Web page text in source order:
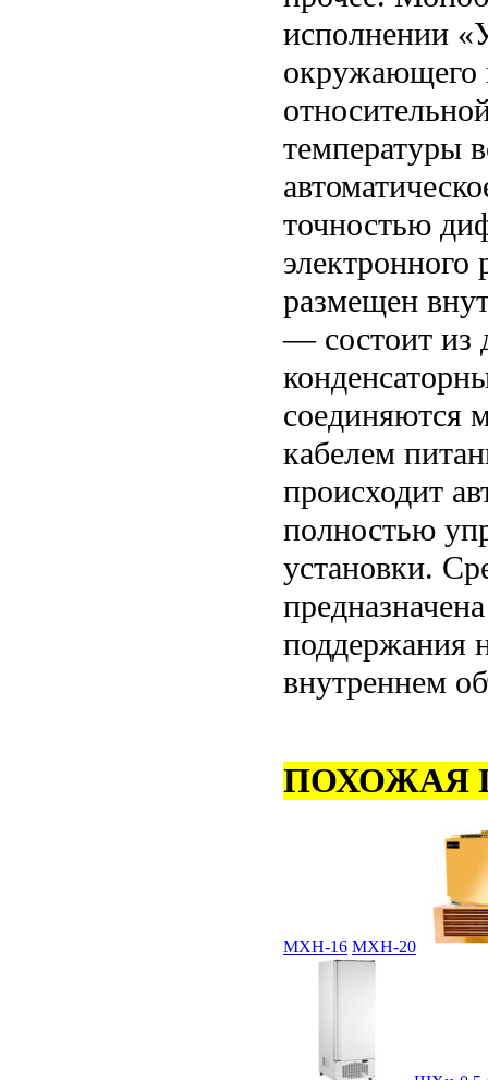
исполнении
окружающего
температуры
точностью
электронного
размещен
— состоит из
соединяются
кабелем
происходит
полностью
установки.
поддержания
внутреннем
ПОХОЖАЯ
МХН-16 МХН-20